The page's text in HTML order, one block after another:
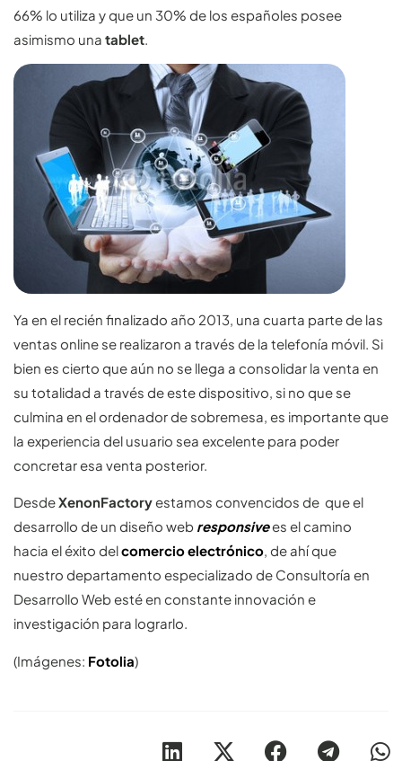
66% lo utiliza y que un 30% de los españoles posee
asimismo una tablet.
Ya en el recién finalizado año 2013, una cuarta parte de las
ventas online se realizaron a través de la telefonía móvil. Si
bien es cierto que aún no se llega a consolidar la venta en
su totalidad a través de este dispositivo, si no que se
culmina en el ordenador de sobremesa, es importante que
la experiencia del usuario sea excelente para poder
concretar esa venta posterior.
DesdeXenonFactoryestamos convencidos de que el
desarrollo de un diseño web responsivees el camino
hacia el éxito delcomercio electrónico, de ahí que
nuestro departamento especializado de Consultoría en
Desarrollo Web esté en constante innovación e
investigación para lograrlo.
(Imágenes: Fotolia)